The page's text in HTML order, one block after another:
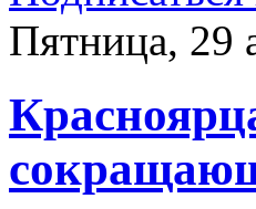
Пятница, 29